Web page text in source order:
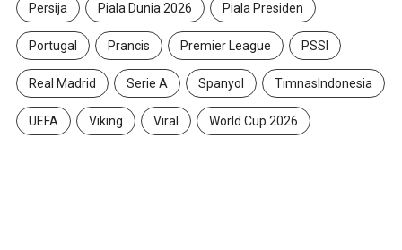
Persija Piala Dunia 2026 Piala Presiden
Portugal Prancis Premier League PSSI
Real Madrid Serie A Spanyol TimnasIndonesia
UEFA Viking Viral World Cup 2026